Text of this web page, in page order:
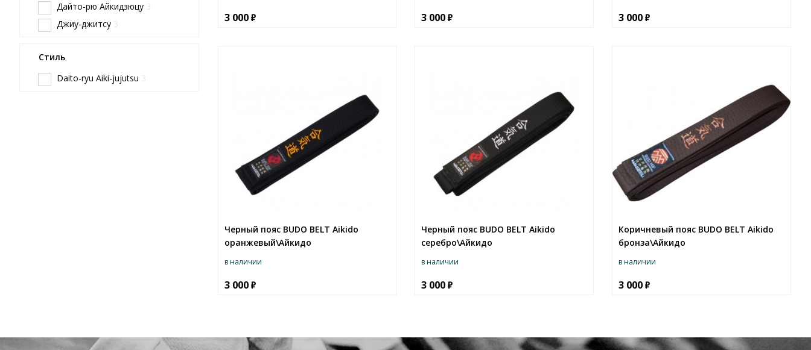
Дайто-рю Айкидзюцу 3
Джиу-джитсу 3
Стиль
Daito-ryu Aiki-jujutsu 3
3 000 3 000 3 000
Черный пояс BUDO BELT Aikido
оранжевый\Айкидо
в наличии
3 000
Черный пояс BUDO BELT Aikido
серебро\Айкидо
в наличии
3 000
Коричневый пояс BUDO BELT Aikido
бронза\Айкидо
в наличии
3 000